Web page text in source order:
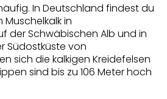
In Deutschland findest du
in
der Schwäbischen Alb und in
Südostküste von
sich die kalkigen Kreidefelsen
sind bis zu 106 Meter hoch